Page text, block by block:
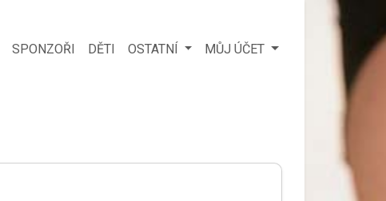
SPONZOŘI DĚTI OSTATNÍ MŮJ ÚČET